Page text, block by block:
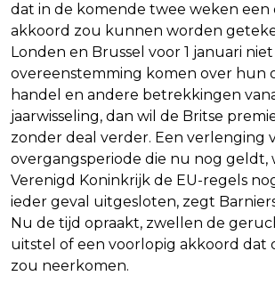
dat in de komende twee weken een
akkoord zou kunnen worden
Londen en Brussel voor 1 januari
overeenstemming komen over hun
handel en andere betrekkingen
jaarwisseling, dan wil de Britse
zonder deal verder. Een verlenging
overgangsperiode die nu nog geldt,
Verenigd Koninkrijk de EU-regels
ieder geval uitgesloten, zegt
Nu de tijd opraakt, zwellen de
uitstel of een voorlopig akkoord dat
zou neerkomen.